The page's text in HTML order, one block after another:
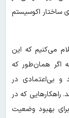
اکوسیستم
می‌کنیم که این
اگر همان‌طور که
و بی‌اعتمادی در
راهکارهایی که در
بهبود وضعیت